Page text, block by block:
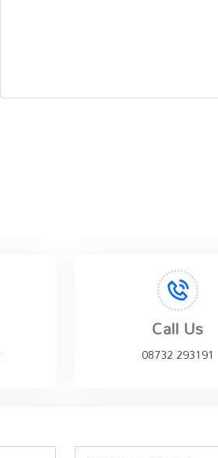
Call Us
08732 293191